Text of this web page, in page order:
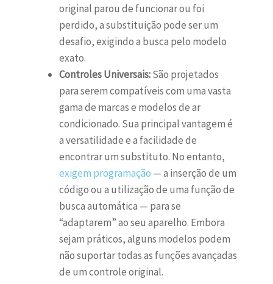
original parou de funcionar ou foi
perdido, a substituição pode ser um
desafio, exigindo a busca pelo modelo
exato.
Controles Universais:São projetados
para serem compatíveis com uma vasta
gama de marcas e modelos de ar
condicionado. Sua principal vantagem é
a versatilidade e a facilidade de
encontrar um substituto. No entanto,
exigem programação — a inserção de um
código ou a utilização de uma função de
busca automática — para se
“adaptarem” ao seu aparelho. Embora
sejam práticos, alguns modelos podem
não suportar todas as funções avançadas
de um controle original.